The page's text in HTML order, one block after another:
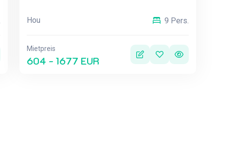
Hou 9 Pers.
Mietpreis
604 - 1677 EUR